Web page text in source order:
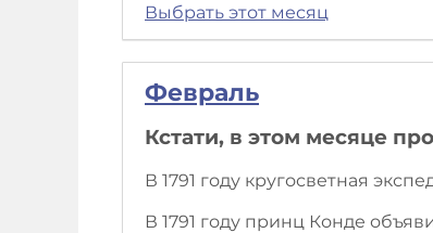
Выбрать этот месяц
Февраль
Кстати, в этом месяце
В 1791 году кругосветная
В 1791 году принц Конде